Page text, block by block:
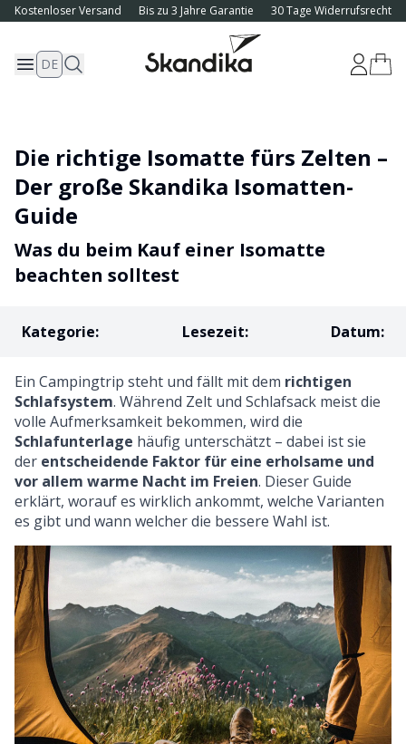
Kostenloser Versand Bis zu 3 Jahre Garantie 30 Tage Widerrufsrecht
DE
Die richtige Isomatte fürs Zelten –
Der große Skandika Isomatten-
Guide
Was du beim Kauf einer Isomatte
beachten solltest
Kategorie: Lesezeit: Datum:
Ein Campingtrip steht und fällt mit dem richtigen
Schlafsystem. Während Zelt und Schlafsack meist die
volle Aufmerksamkeit bekommen, wird die
Schlafunterlage häufig unterschätzt – dabei ist sie
der entscheidende Faktor für eine erholsame und
vor allem warme Nacht im Freien. Dieser Guide
erklärt, worauf es wirklich ankommt, welche Varianten
es gibt und wann welcher die bessere Wahl ist.